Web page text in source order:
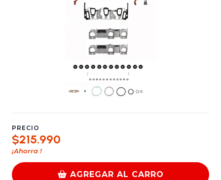
PRECIO
$215.990
¡Ahorra !
AGREGAR AL CARRO